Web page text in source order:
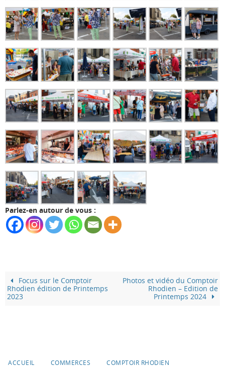
Parlez-en autour de vous :
Focus sur le Comptoir
Rhodien édition de Printemps
2023
Photos et vidéo du Comptoir
Rhodien – Edition de
Printemps 2024
ACCUEIL COMMERCES COMPTOIR RHODIEN